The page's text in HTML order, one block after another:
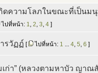
ดความโลภในขณะที่เป็นม
ไปที่หน้า: 1, 2, 3, 4 ]
รวัฏฏ์ [ ไปที่หน้า: 1 ... 4, 5, 6 ]
เก่า” (หลวงตามหาบัว ญา